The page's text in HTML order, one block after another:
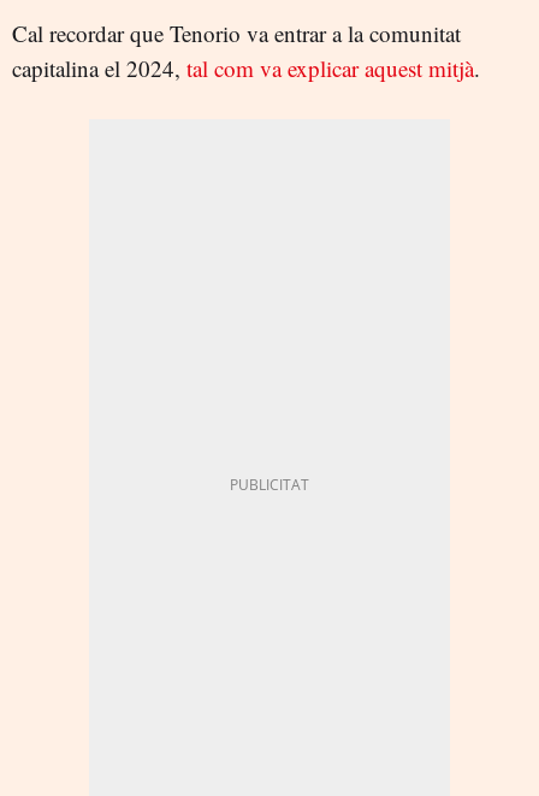
Cal recordar que Tenorio va entrar a la comunitat
capitalina el 2024, tal com va explicar aquest mitjà.